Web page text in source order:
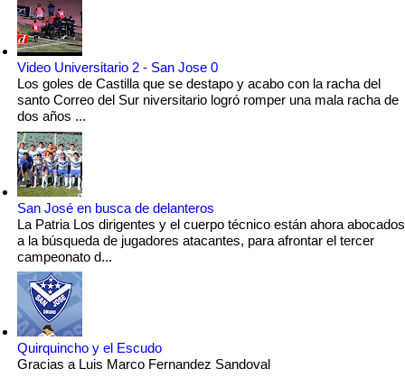
Video Universitario 2 - San Jose 0
Los goles de Castilla que se destapo y acabo con la racha del
santo Correo del Sur niversitario logró romper una mala racha de
dos años ...
San José en busca de delanteros
La Patria Los dirigentes y el cuerpo técnico están ahora abocados
a la búsqueda de jugadores atacantes, para afrontar el tercer
campeonato d...
Quirquincho y el Escudo
Gracias a Luis Marco Fernandez Sandoval